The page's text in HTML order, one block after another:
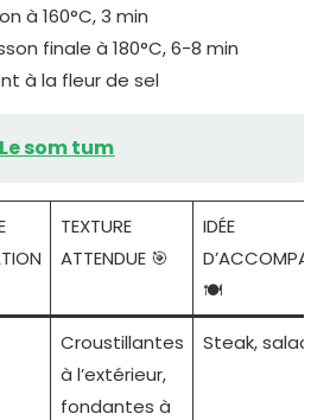
à 160°C, 3 min
finale à 180°C, 6-8 min
à la fleur de sel
Le som tum
TEXTURE
ATTENDUE 🎯
IDÉE
🍽️
Croustillantes
à l’extérieur,
fondantes à
Steak, salade